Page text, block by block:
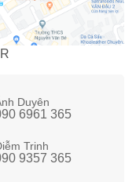
Duyên
6961 365
Trinh
9357 365